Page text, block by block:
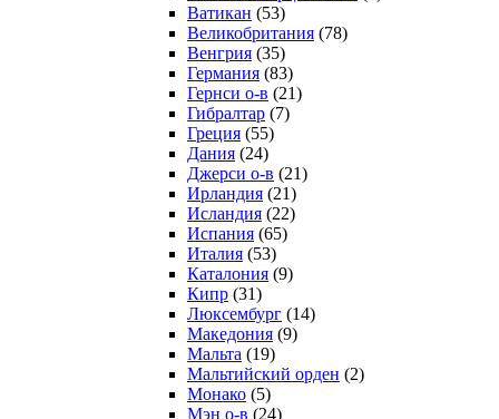
Ватикан (53)
Великобритания (78)
Венгрия (35)
Германия (83)
Гернси о-в (21)
Гибралтар (7)
Греция (55)
Дания (24)
Джерси о-в (21)
Ирландия (21)
Исландия (22)
Испания (65)
Италия (53)
Каталония (9)
Кипр (31)
Люксембург (14)
Македония (9)
Мальта (19)
Мальтийский орден (2)
Монако (5)
Мэн о-в (24)